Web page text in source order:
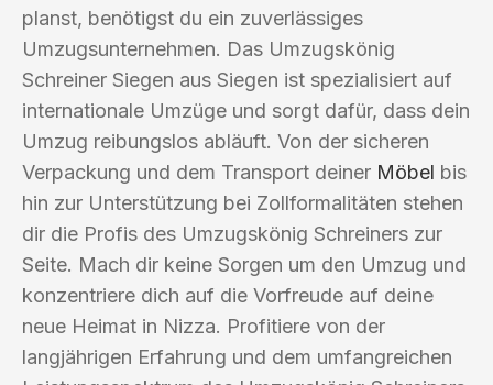
planst, benötigst du ein zuverlässiges
Umzugsunternehmen. Das Umzugskönig
Schreiner Siegen aus Siegen ist spezialisiert auf
internationale Umzüge und sorgt dafür, dass dein
Umzug reibungslos abläuft. Von der sicheren
Verpackung und dem Transport deiner Möbel bis
hin zur Unterstützung bei Zollformalitäten stehen
dir die Profis des Umzugskönig Schreiners zur
Seite. Mach dir keine Sorgen um den Umzug und
konzentriere dich auf die Vorfreude auf deine
neue Heimat in Nizza. Profitiere von der
langjährigen Erfahrung und dem umfangreichen